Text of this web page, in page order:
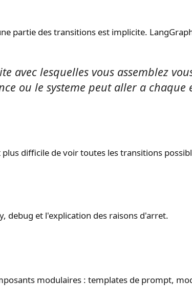
partie des transitions est implicite.
avec lesquelles vous assemblez
ou le systeme peut aller a chaque
difficile de voir toutes les transitions
debug et l'explication des raisons d'arret.
modulaires : templates de prompt,